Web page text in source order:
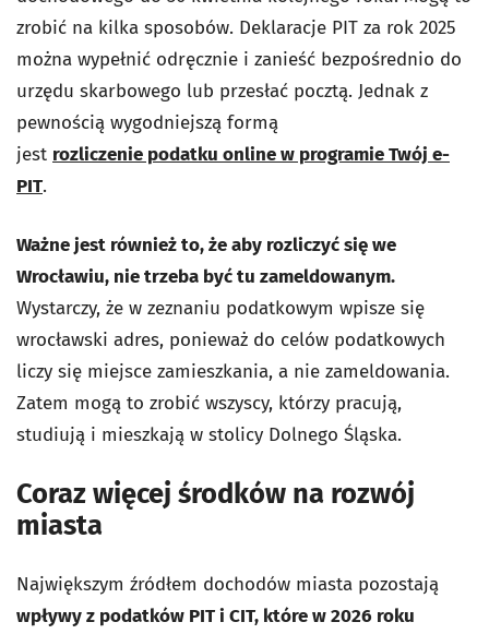
zrobić na kilka sposobów. Deklaracje PIT za rok 2025
można wypełnić odręcznie i zanieść bezpośrednio do
urzędu skarbowego lub przesłać pocztą. Jednak z
pewnością wygodniejszą formą
jest rozliczenie podatku online w programie Twój e-
PIT.
Ważne jest również to, że aby rozliczyć się we
Wrocławiu, nie trzeba być tu zameldowanym.
Wystarczy, że w zeznaniu podatkowym wpisze się
wrocławski adres, ponieważ do celów podatkowych
liczy się miejsce zamieszkania, a nie zameldowania.
Zatem mogą to zrobić wszyscy, którzy pracują,
studiują i mieszkają w stolicy Dolnego Śląska.
Coraz więcej środków na rozwój
miasta
Największym źródłem dochodów miasta pozostają
wpływy z podatków PIT i CIT, które w 2026 roku